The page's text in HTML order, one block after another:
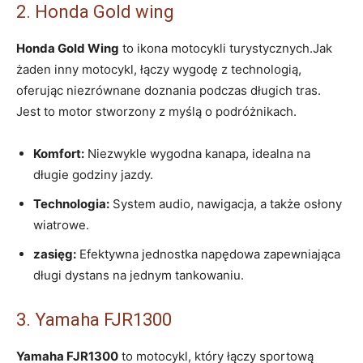
2. Honda Gold wing
Honda Gold Wing to ikona motocykli turystycznych.Jak
żaden inny motocykl, łączy wygodę z technologią,
oferując niezrównane doznania podczas długich tras.
Jest to motor stworzony z myślą o podróżnikach.
Komfort: Niezwykle wygodna kanapa, idealna na
długie godziny jazdy.
Technologia: System audio, nawigacja, a także osłony
wiatrowe.
zasięg: Efektywna jednostka napędowa zapewniająca
długi dystans na jednym tankowaniu.
3. Yamaha FJR1300
Yamaha FJR1300 to motocykl, który łączy sportową